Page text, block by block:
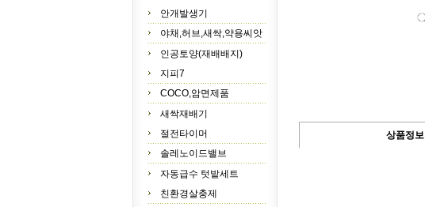
안개발생기
야채,허브,새싹,약용씨앗
인공토양(재배배지)
지피7
COCO,암면제품
새싹재배기
절전타이머
솔레노이드밸브
자동급수 텃밭세트
친환경살충제
상품정보